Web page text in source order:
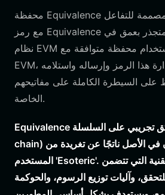
محفظة Equivalence هي واجهة رقمية آمنة مصممة للتفاعل
مع رمز Equivalence المميز، وهو أصل متجذر بعمق في
نظام EVM البيئي. من خلال استخدام محفظة متوافقة مع
EVM، يمكن للمستخدمين إدارة هذا الرمز وإرساله واستلامه
على السيطرة الكاملة على مفاتيحهم
الخاصة.
Equivalence هو رمز مشتق تجريبي على السلسلة (on-
chain) بدأته المجتمع، وكان في الأصل ناتجًا عن تغريدة من
المستخدم 'Esoteric'. يركز على التجارب التقنية التي تتضمن
وآليات توزيع الرسوم، والحوكمة